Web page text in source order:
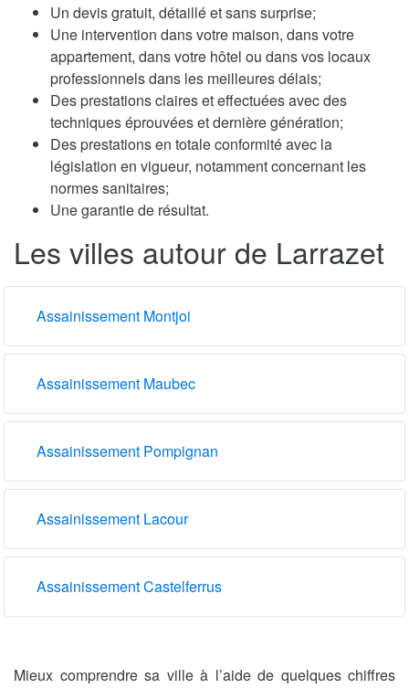
Un devis gratuit, détaillé et sans surprise;
Une intervention dans votre maison, dans votre
appartement, dans votre hôtel ou dans vos locaux
professionnels dans les meilleures délais;
Des prestations claires et effectuées avec des
techniques éprouvées et dernière génération;
Des prestations en totale conformité avec la
législation en vigueur, notamment concernant les
normes sanitaires;
Une garantie de résultat.
Les villes autour de Larrazet
Assainissement Montjoi
Assainissement Maubec
Assainissement Pompignan
Assainissement Lacour
Assainissement Castelferrus
Mieux comprendre sa ville à l’aide de quelques chiffres